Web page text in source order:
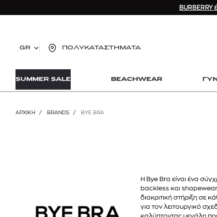
GR ΠΟΛΥΚΑΤΑΣΤΗΜΑΤΑ
SUMMER SALE BEACHWEAR
ΑΡΧΙΚΉ / BRANDS / BYE BRA
Η Bye Bra είναι ένα
backless και
διακριτική στήριξη σε
για τον λειτουργικό